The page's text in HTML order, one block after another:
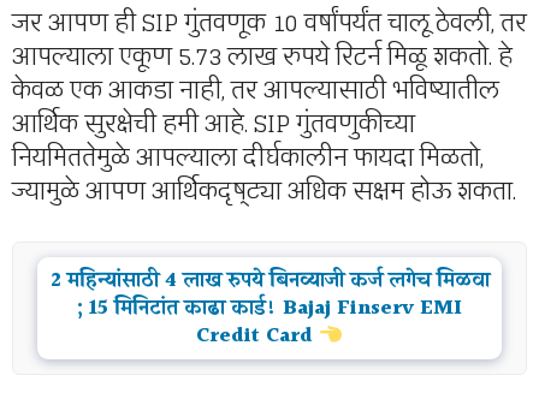
जर आपण ही SIP गुंतवणूक 10 वर्षांपर्यंत चालू ठेवली, तर
आपल्याला एकूण 5.73 लाख रुपये रिटर्न मिळू शकतो. हे
केवळ एक आकडा नाही, तर आपल्यासाठी भविष्यातील
आर्थिक सुरक्षेची हमी आहे. SIP गुंतवणुकीच्या
नियमिततेमुळे आपल्याला दीर्घकालीन फायदा मिळतो,
ज्यामुळे आपण आर्थिकदृष्ट्या अधिक सक्षम होऊ शकता.
2 महिन्यांसाठी 4 लाख रुपये बिनव्याजी कर्ज लगेच मिळवा
; 15 मिनिटांत काढा कार्ड! Bajaj Finserv EMI
Credit Card